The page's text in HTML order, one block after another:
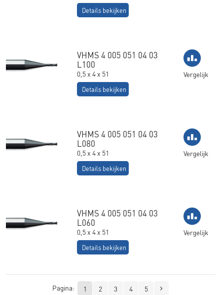
Details bekijken
VHMS 4 005 051 04 03
L100
0,5 x 4 x 51
Details bekijken
Vergelijk
VHMS 4 005 051 04 03
L080
0,5 x 4 x 51
Details bekijken
Vergelijk
VHMS 4 005 051 04 03
L060
0,5 x 4 x 51
Details bekijken
Vergelijk
Pagina: 1 2 3 4 5